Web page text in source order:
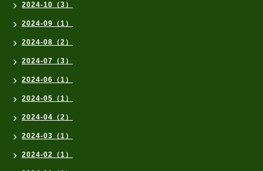
2024-10（3）
2024-09（1）
2024-08（2）
2024-07（3）
2024-06（1）
2024-05（1）
2024-04（2）
2024-03（1）
2024-02（1）